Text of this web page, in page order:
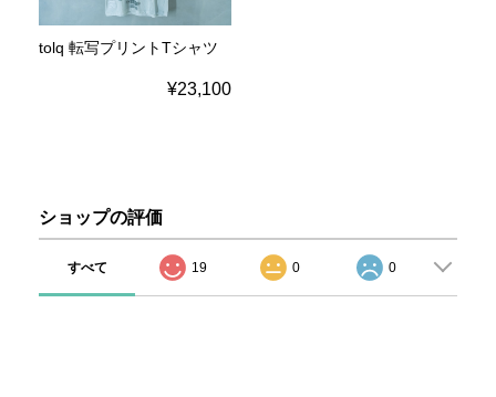
tolq 転写プリントTシャツ
¥23,100
ショップの評価
すべて 19 0 0